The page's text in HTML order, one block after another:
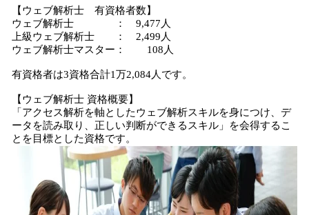
【ウェブ解析士 有資格者数】
ウェブ解析士 ： 9,477人
上級ウェブ解析士 ： 2,499人
ウェブ解析士マスター： 108人
有資格者は3資格合計1万2,084人です。
【ウェブ解析士 資格概要】
「アクセス解析を軸としたウェブ解析スキルを身につけ、デ
ータを読み取り、正しい判断ができるスキル」を会得するこ
とを目標とした資格です。